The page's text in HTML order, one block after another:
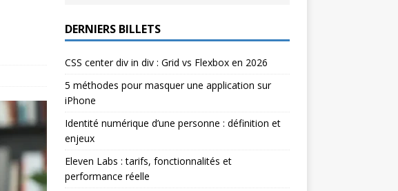
DERNIERS BILLETS
CSS center div in div : Grid vs Flexbox en 2026
5 méthodes pour masquer une application sur
iPhone
Identité numérique d’une personne : définition et
enjeux
Eleven Labs : tarifs, fonctionnalités et
performance réelle